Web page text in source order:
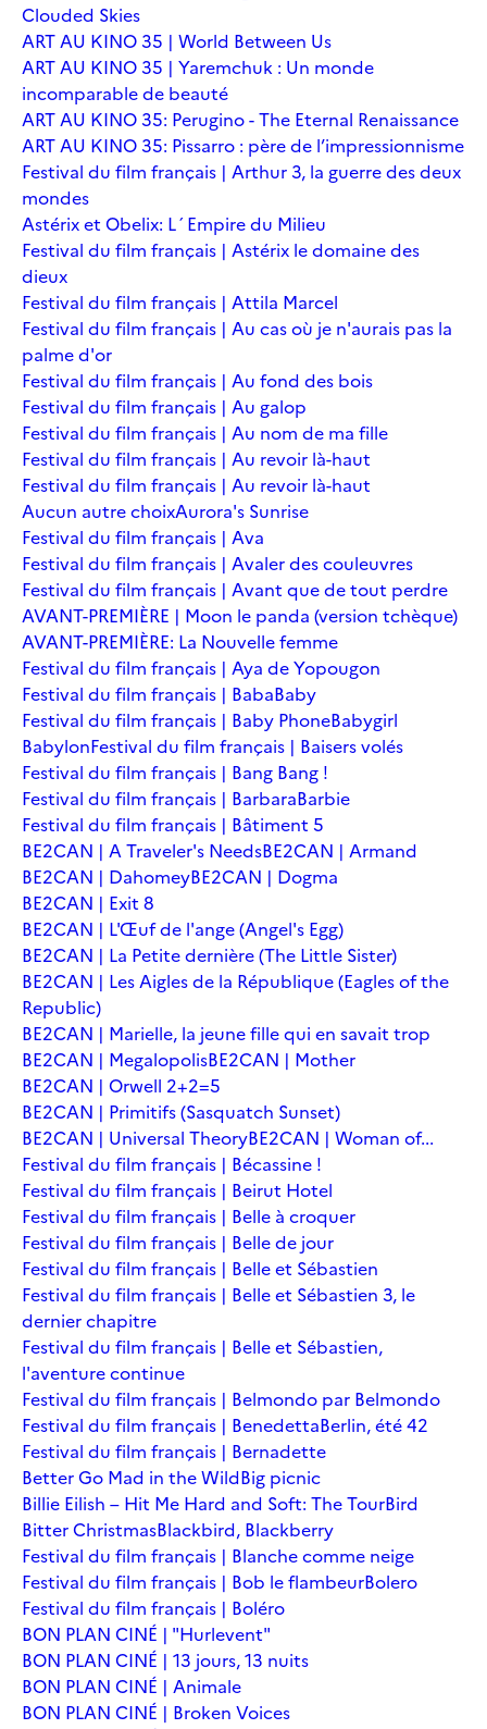
Clouded Skies
ART AU KINO 35 | World Between Us
ART AU KINO 35 | Yaremchuk : Un monde
incomparable de beauté
ART AU KINO 35: Perugino - The Eternal Renaissance
ART AU KINO 35: Pissarro : père de l’impressionnisme
Festival du film français | Arthur 3, la guerre des deux
mondes
Astérix et Obelix: L´Empire du Milieu
Festival du film français | Astérix le domaine des
dieux
Festival du film français | Attila Marcel
Festival du film français | Au cas où je n'aurais pas la
palme d'or
Festival du film français | Au fond des bois
Festival du film français | Au galop
Festival du film français | Au nom de ma fille
Festival du film français | Au revoir là-haut
Festival du film français | Au revoir là-haut
Aucun autre choixAurora's Sunrise
Festival du film français | Ava
Festival du film français | Avaler des couleuvres
Festival du film français | Avant que de tout perdre
AVANT-PREMIÈRE | Moon le panda (version tchèque)
AVANT-PREMIÈRE: La Nouvelle femme
Festival du film français | Aya de Yopougon
Festival du film français | BabaBaby
Festival du film français | Baby PhoneBabygirl
BabylonFestival du film français | Baisers volés
Festival du film français | Bang Bang !
Festival du film français | BarbaraBarbie
Festival du film français | Bâtiment 5
BE2CAN | A Traveler's NeedsBE2CAN | Armand
BE2CAN | DahomeyBE2CAN | Dogma
BE2CAN | Exit 8
BE2CAN | L'Œuf de l'ange (Angel's Egg)
BE2CAN | La Petite dernière (The Little Sister)
BE2CAN | Les Aigles de la République (Eagles of the
Republic)
BE2CAN | Marielle, la jeune fille qui en savait trop
BE2CAN | MegalopolisBE2CAN | Mother
BE2CAN | Orwell 2+2=5
BE2CAN | Primitifs (Sasquatch Sunset)
BE2CAN | Universal TheoryBE2CAN | Woman of...
Festival du film français | Bécassine !
Festival du film français | Beirut Hotel
Festival du film français | Belle à croquer
Festival du film français | Belle de jour
Festival du film français | Belle et Sébastien
Festival du film français | Belle et Sébastien 3, le
dernier chapitre
Festival du film français | Belle et Sébastien,
l'aventure continue
Festival du film français | Belmondo par Belmondo
Festival du film français | BenedettaBerlin, été 42
Festival du film français | Bernadette
Better Go Mad in the WildBig picnic
Billie Eilish – Hit Me Hard and Soft: The TourBird
Bitter ChristmasBlackbird, Blackberry
Festival du film français | Blanche comme neige
Festival du film français | Bob le flambeurBolero
Festival du film français | Boléro
BON PLAN CINÉ | "Hurlevent"
BON PLAN CINÉ | 13 jours, 13 nuits
BON PLAN CINÉ | Animale
BON PLAN CINÉ | Broken Voices